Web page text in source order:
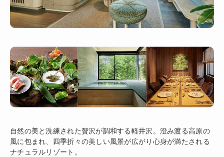
自然の美と洗練された贅沢が調和する軽井沢。澄み渡る高原の
風に包まれ、四季折々の美しい風景が広がり心身が満たされる
ナチュラルリゾート。